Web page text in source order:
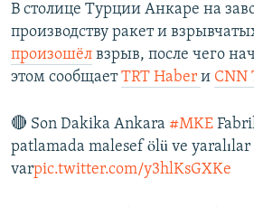
В столице Турции Анкаре на
производству ракет и
произошёл взрыв, после чего
этом сообщаетTRT Haber и CNN
🔴 Son Dakika Ankara #MKE
patlamada malesef ölü ve yaralılar
varpic.twitter.com/y3hlKsGXKe